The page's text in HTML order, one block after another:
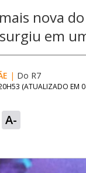
nova
em
| Do R7
(ATUALIZADO EM
A-